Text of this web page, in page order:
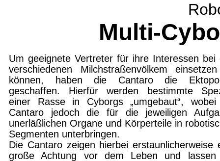
Multi-
Um geeignete Vertreter für ihre Interessen bei
verschiedenen Milchstraßenvölkem
können, haben die Cantaro die
geschaffen. Hierfür werden bestimmte
einer Rasse in Cyborgs „umgebaut“,
Cantaro jedoch die für die jeweiligen
unerläßlichen Organe und Körperteile in
Segmenten unterbringen.
Die Cantaro zeigen hierbei erstaunlicherweise
große Achtung vor dem Leben und lassen